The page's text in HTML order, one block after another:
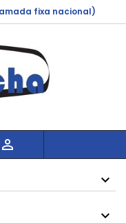
fixa nacional)
